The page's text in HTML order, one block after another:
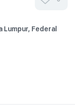
Lumpur, Federal